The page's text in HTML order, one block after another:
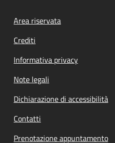
Footer menu
Area riservata
Crediti
Informativa privacy
Note legali
Dichiarazione di accessibilità
Contatti
Prenotazione appuntamento